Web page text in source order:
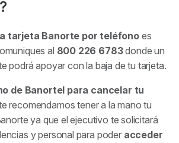
tarjeta Banorte por teléfonoes
al 800 226 6783donde un
podrá apoyar con la baja de tu tarjeta.
de Banortel para cancelar tu
recomendamos tener a la mano tu
ya que el ejecutivo te solicitará
y personal para poder acceder